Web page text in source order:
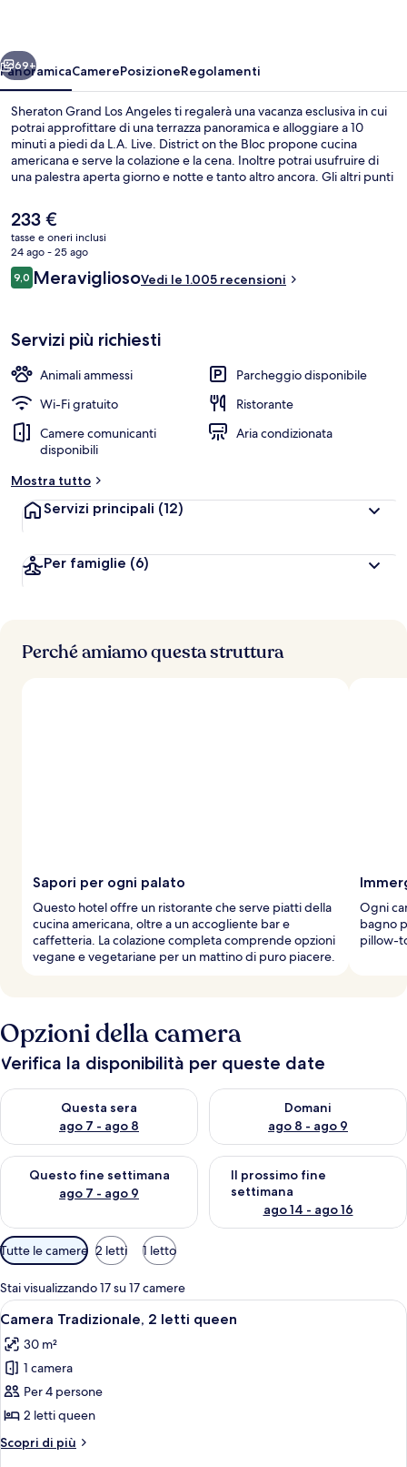
Avanti
69+
PanoramicaCamerePosizioneRegolamenti
Sheraton Grand Los Angeles ti regalerà una vacanza esclusiva in cui
potrai approfittare di una terrazza panoramica e alloggiare a 10
minuti a piedi da L.A. Live. District on the Bloc propone cucina
americana e serve la colazione e la cena. Inoltre potrai usufruire di
una palestra aperta giorno e notte e tanto altro ancora. Gli altri punti
giardino. Le recensioni dei viaggiatori lodano il personale gentile e la
posizione invidiabile. La struttura è a pochi passi da Stazione di 7th
Street - Metro Center, mentre Stazione di Pershing Square si trova a
11 min a piedi.
Il
prezzo
attuale
è
233 €
233 €
tasse e oneri inclusi
24 ago - 25 ago
Recensioni
9,09,0 su 10
MeravigliosoVedi le 1.005 recensioni
Servizi più richiesti
Animali ammessi
Parcheggio disponibile
Wi-Fi gratuito
Ristorante
Camere comunicanti
disponibili
Aria condizionata
Mostra tutto
Servizi principali (12)
Per famiglie (6)
Perché amiamo questa struttura
Sapori per ogni palato
Questo hotel offre un ristorante che serve piatti della
cucina americana, oltre a un accogliente bar e
caffetteria. La colazione completa comprende opzioni
vegane e vegetariane per un mattino di puro piacere.
Ogni
bagno
pillow-
Opzioni della camera
Verifica la disponibilità per queste date
Questa sera
ago 7 - ago 8
Verifica la disponibilità per questa sera, ago 7 - ago 8
Domani
ago 8 - ago 9
Verifica la disponibilità per
Questo fine settimana
ago 7 - ago 9
Verifica la disponibilità per questo fine settimana, ago 7 - ago
Il prossimo fine
settimana
ago 14 - ago 16
Verifica la disponibilità per il
Filtri
disponibili
per
le
camere
Tutte le camere 2 letti 1 letto
Stai visualizzando 17 su 17 camere
Apri
tutte
le
foto
per
Camera
Tradizionale,
2
Una camera d'albergo con un letto,
3
Camera Tradizionale, 2 letti queen
30 m²
1 camera
Per 4 persone
2 letti queen
Scopri di più
Altri